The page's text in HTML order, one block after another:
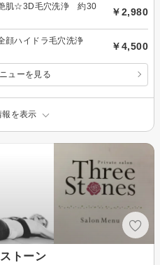
肌☆3D毛穴洗浄 約30
￥2,980
顔ハイドラ毛穴洗浄
￥4,500
ューを見る
報を表示
トーン